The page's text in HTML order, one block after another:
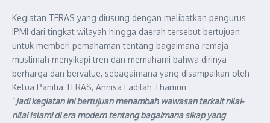
Kegiatan TERAS yang diusung dengan melibatkan pengurus
IPMI dari tingkat wilayah hingga daerah tersebut bertujuan
untuk memberi pemahaman tentang bagaimana remaja
muslimah menyikapi tren dan memahami bahwa dirinya
berharga dan bervalue, sebagaimana yang disampaikan oleh
Ketua Panitia TERAS, Annisa Fadilah Thamrin
“Jadi kegiatan ini bertujuan menambah wawasan terkait nilai-
nilai Islami di era modern tentang bagaimana sikap yang